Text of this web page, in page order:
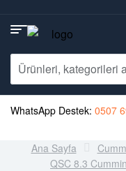
WhatsApp Destek: 0507
Ana Sayfa
QSC 8.3